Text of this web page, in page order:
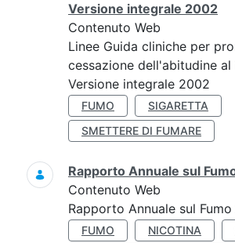
Versione integrale 2002
Contenuto Web
Linee Guida cliniche per
cessazione dell'abitudine
Versione integrale 2002
FUMO
SIGARETTA
SMETTERE DI FUMARE
Rapporto Annuale sul
Contenuto Web
Rapporto Annuale sul Fumo
FUMO NICOTINA